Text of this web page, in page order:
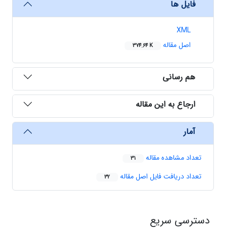
فایل ها
XML
اصل مقاله
374.64 K
هم رسانی
ارجاع به این مقاله
آمار
تعداد مشاهده مقاله 31
تعداد دریافت فایل اصل مقاله 32
دسترسی سریع